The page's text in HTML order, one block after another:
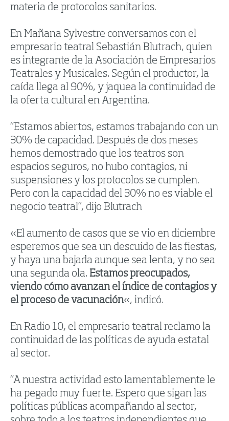
materia de protocolos sanitarios.
En Mañana Sylvestre conversamos con el
empresario teatral Sebastián Blutrach, quien
es integrante de la Asociación de Empresarios
Teatrales y Musicales. Según el productor, la
caída llega al 90%, y jaquea la continuidad de
la oferta cultural en Argentina.
“Estamos abiertos, estamos trabajando con un
30% de capacidad. Después de dos meses
hemos demostrado que los teatros son
espacios seguros, no hubo contagios, ni
suspensiones y los protocolos se cumplen.
Pero con la capacidad del 30% no es viable el
negocio teatral”, dijo Blutrach
«El aumento de casos que se vio en diciembre
esperemos que sea un descuido de las fiestas,
y haya una bajada aunque sea lenta, y no sea
una segunda ola. Estamos preocupados,
viendo cómo avanzan el índice de contagios y
el proceso de vacunación«, indicó.
En Radio 10, el empresario teatral reclamo la
continuidad de las políticas de ayuda estatal
al sector.
“A nuestra actividad esto lamentablemente le
ha pegado muy fuerte. Espero que sigan las
políticas públicas acompañando al sector,